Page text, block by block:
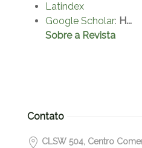
Latindex
Google Scholar: H...
Sobre a Revista
Contato
CLSW 504, Centro